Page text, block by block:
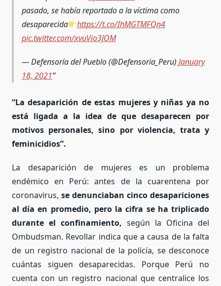
pasado, se había reportado a la víctima como
desaparecida
https://t.co/IhMGTMFQn4
pic.twitter.com/xvuVio3JOM
— Defensoría del Pueblo (@Defensoria_Peru) January
18, 2021
“La desaparición de estas mujeres y niñas ya no
está ligada a la idea de que desaparecen por
motivos personales, sino por violencia, trata y
feminicidios”.
La desaparición de mujeres es un problema
endémico en Perú: antes de la cuarentena por
coronavirus, se denunciaban cinco desapariciones
al día en promedio, pero la cifra se ha triplicado
durante el confinamiento, según la Oficina del
Ombudsman. Revollar indica que a causa de la falta
de un registro nacional de la policía, se desconoce
cuántas siguen desaparecidas. Porque Perú no
cuenta con un registro nacional que centralice los